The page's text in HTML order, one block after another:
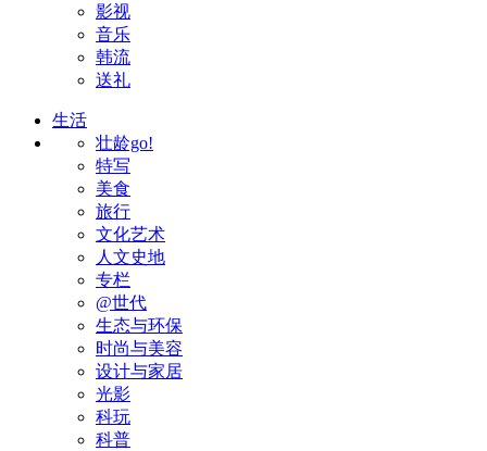
影视
音乐
韩流
送礼
生活
壮龄go!
特写
美食
旅行
文化艺术
人文史地
专栏
@世代
生态与环保
时尚与美容
设计与家居
光影
科玩
科普